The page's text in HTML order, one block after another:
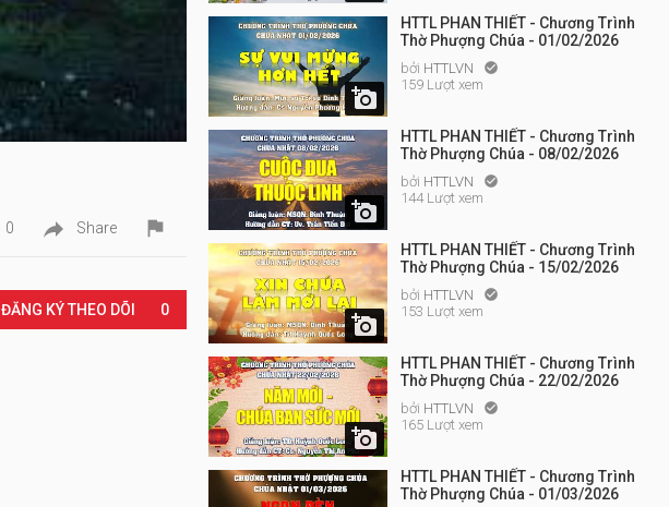

HTTL PHAN THIẾT - Chương Trình
Thờ Phượng Chúa - 01/02/2026
bởi HTTLVN 
159 Lượt xem

HTTL PHAN THIẾT - Chương Trình
Thờ Phượng Chúa - 08/02/2026
bởi HTTLVN 
144 Lượt xem

HTTL PHAN THIẾT - Chương Trình
Thờ Phượng Chúa - 15/02/2026
bởi HTTLVN 
153 Lượt xem

HTTL PHAN THIẾT - Chương Trình
Thờ Phượng Chúa - 22/02/2026
bởi HTTLVN 
165 Lượt xem
HTTL PHAN THIẾT - Chương Trình
Thờ Phượng Chúa - 01/03/2026
0  Share 
ĐĂNG KÝ THEO DÕI 0